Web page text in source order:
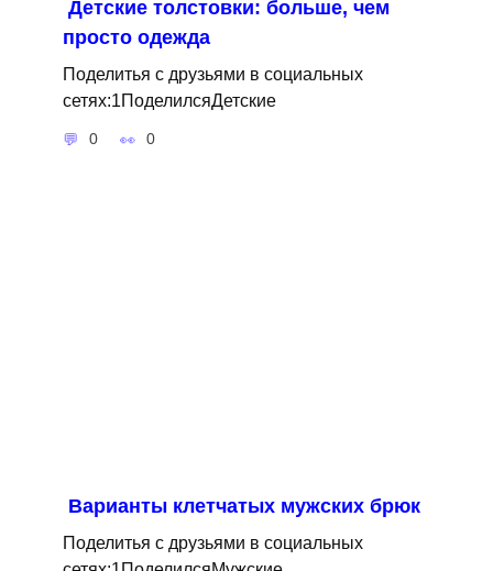
Детские толстовки: больше, чем
просто одежда
Поделитья с друзьями в социальных
сетях:1ПоделилсяДетские
0 0
Варианты клетчатых мужских брюк
Поделитья с друзьями в социальных